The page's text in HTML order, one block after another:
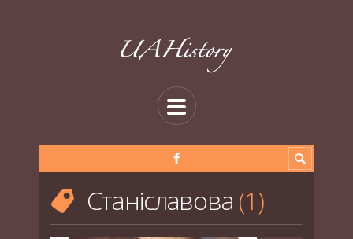
Станіславова 1